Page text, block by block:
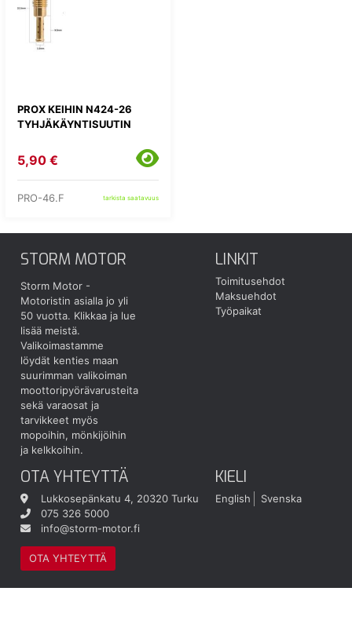
PROX KEIHIN N424-26
TYHJÄKÄYNTISUUTIN
5,90 €
PRO-46.F tarkista saatavuus
STORM MOTOR
Storm Motor -
Motoristin asialla jo yli
50 vuotta. Klikkaa ja lue
lisää meistä.
Valikoimastamme
löydät kenties maan
suurimman valikoiman
moottoripyörävarusteita
sekä varaosat ja
tarvikkeet myös
mopoihin, mönkijöihin
ja kelkkoihin.
LINKIT
Toimitusehdot
Maksuehdot
Työpaikat
OTA YHTEYTTÄ
Lukkosepänkatu 4, 20320 Turku
075 326 5000
info@storm-motor.fi
OTA YHTEYTTÄ
KIELI
English Svenska